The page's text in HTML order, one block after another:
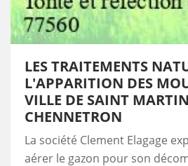
LES TRAITEMENTS
L'APPARITION DES
VILLE DE SAINT MARTIN
CHENNETRON
La société Clement Elagage
aérer le gazon pour son